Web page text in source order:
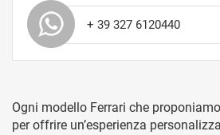
+ 39 327 6120440
Ogni modello Ferrari che
per offrire un’esperienza